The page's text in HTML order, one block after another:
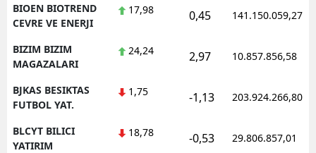
BIOEN BIOTREND
CEVRE VE ENERJI
17,98 0,45 141.150.059,27
BIZIM BIZIM
MAGAZALARI
24,24 2,97 10.857.856,58
BJKAS BESIKTAS
FUTBOL YAT.
1,75 -1,13 203.924.266,80
BLCYT BILICI
YATIRIM
18,78 -0,53 29.806.857,01